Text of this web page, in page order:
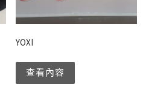
YOXI
查看內容